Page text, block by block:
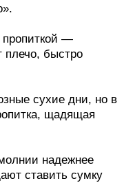
—
плечо, быстро
сухие дни, но в
щадящая
надежнее
ставить сумку